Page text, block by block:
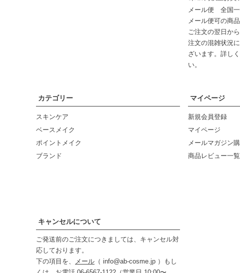
メール便 全国一
メール便可の商
ご注文の翌日か
注文の混雑状況
ざいます。詳し
い。
カテゴリー
スキンケア
ベースメイク
ポイントメイク
ブランド
マイページ
新規会員登録
マイページ
メールマガジン
商品レビュー一覧
キャンセルについて
ご発送前のご注文につきましては、キャンセル対
応しております。
下の項目を、
メール （ info@ab-cosme.jp ）もし